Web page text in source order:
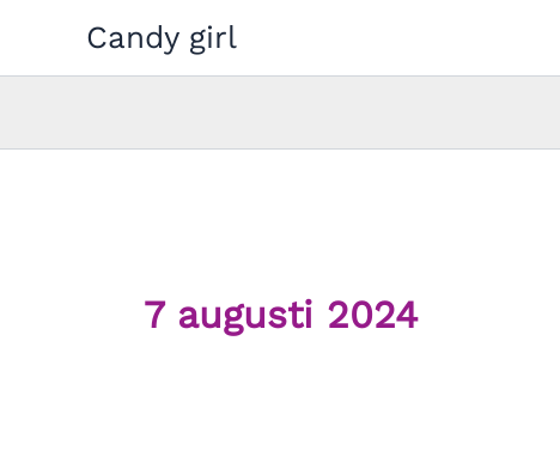
innehåll
Candy girl
7 augusti 2024